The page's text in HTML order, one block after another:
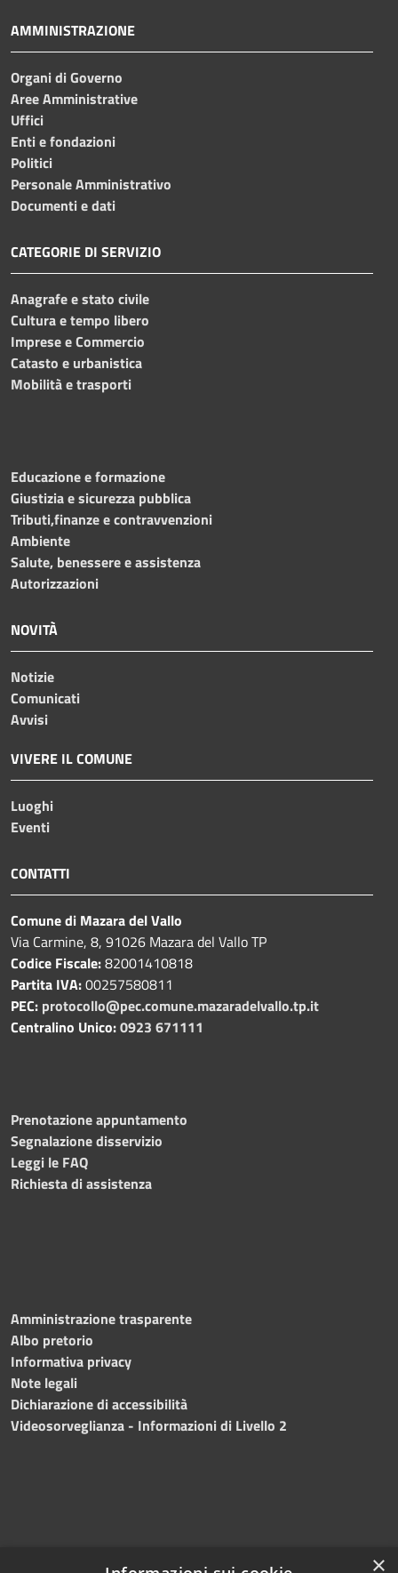
AMMINISTRAZIONE
Organi di Governo
Aree Amministrative
Uffici
Enti e fondazioni
Politici
Personale Amministrativo
Documenti e dati
CATEGORIE DI SERVIZIO
Anagrafe e stato civile
Cultura e tempo libero
Imprese e Commercio
Catasto e urbanistica
Mobilità e trasporti
Educazione e formazione
Giustizia e sicurezza pubblica
Tributi,finanze e contravvenzioni
Ambiente
Salute, benessere e assistenza
Autorizzazioni
NOVITÀ
Notizie
Comunicati
Avvisi
VIVERE IL COMUNE
Luoghi
Eventi
CONTATTI
Comune di Mazara del Vallo
Via Carmine, 8, 91026 Mazara del Vallo TP
Codice Fiscale:82001410818
Partita IVA:00257580811
PEC: protocollo@pec.comune.mazaradelvallo.tp.it
Centralino Unico:0923 671111
Prenotazione appuntamento
Segnalazione disservizio
Leggi le FAQ
Richiesta di assistenza
Amministrazione trasparente
Albo pretorio
Informativa privacy
Note legali
Dichiarazione di accessibilità
Videosorveglianza - Informazioni di Livello 2
×